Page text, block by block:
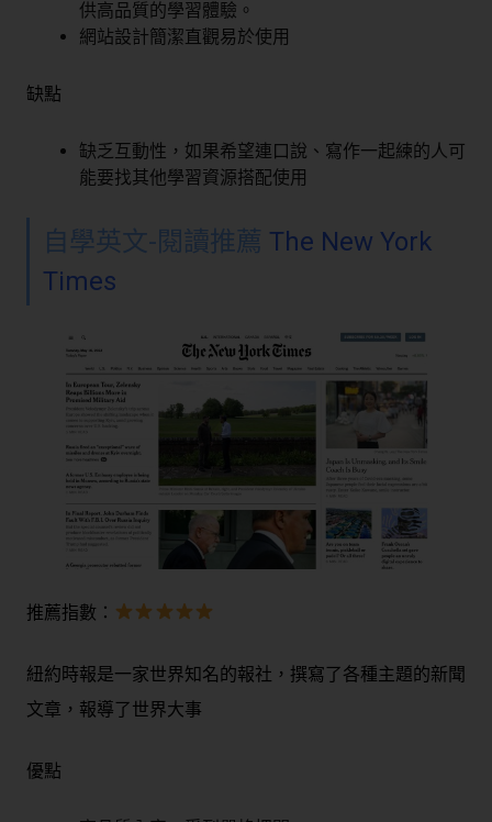
供高品質的學習體驗。
網站設計簡潔直觀易於使用
缺點
缺乏互動性，如果希望連口說、寫作一起練的人可
能要找其他學習資源搭配使用
自學英文-閱讀推薦 The New York
Times
推薦指數：
紐約時報是一家世界知名的報社，撰寫了各種主題的新聞
文章，報導了世界大事
優點